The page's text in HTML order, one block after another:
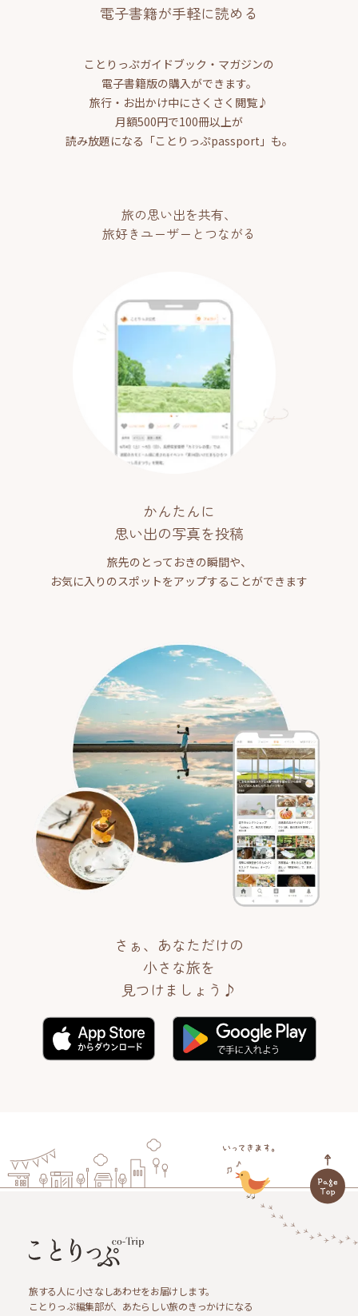
電子書籍が手軽に読める
ことりっぷガイドブック・マガジンの
電子書籍版の購入ができます。
旅行・お出かけ中にさくさく閲覧♪
月額500円で100冊以上が
読み放題になる「ことりっぷpassport」も。
旅の思い出を共有、
旅好きユーザーとつながる
かんたんに
思い出の写真を投稿
旅先のとっておきの瞬間や、
お気に入りのスポットをアップすることができます
さぁ、あなただけの
小さな旅を
見つけましょう♪
旅する人に小さなしあわせをお届けします。
ことりっぷ編集部が、あたらしい旅のきっかけになる